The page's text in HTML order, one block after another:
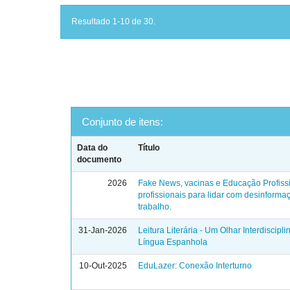
Resultado 1-10 de 30.
Conjunto de itens:
Data do
documento
Título
2026
Fake News, vacinas e Educação
profissionais para lidar com
trabalho.
31-Jan-2026
Leitura Literária - Um Olhar
Língua Espanhola
10-Out-2025 EduLazer: Conexão Interturno